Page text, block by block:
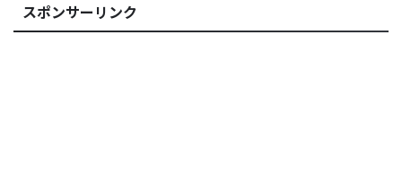
スポンサーリンク